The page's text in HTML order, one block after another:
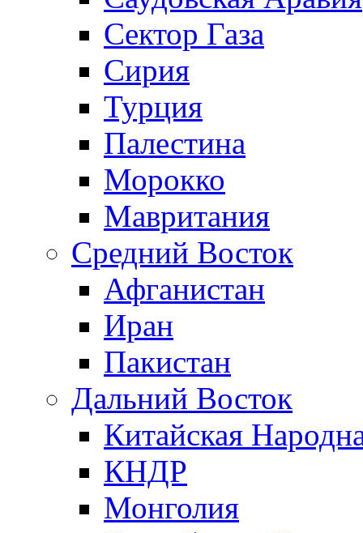
Сектор Газа
Сирия
Турция
Палестина
Морокко
Мавритания
Средний Восток
Афганистан
Иран
Пакистан
Дальний Восток
Китайская
КНДР
Монголия